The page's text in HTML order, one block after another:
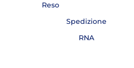
Reso
Spedizione
RNA